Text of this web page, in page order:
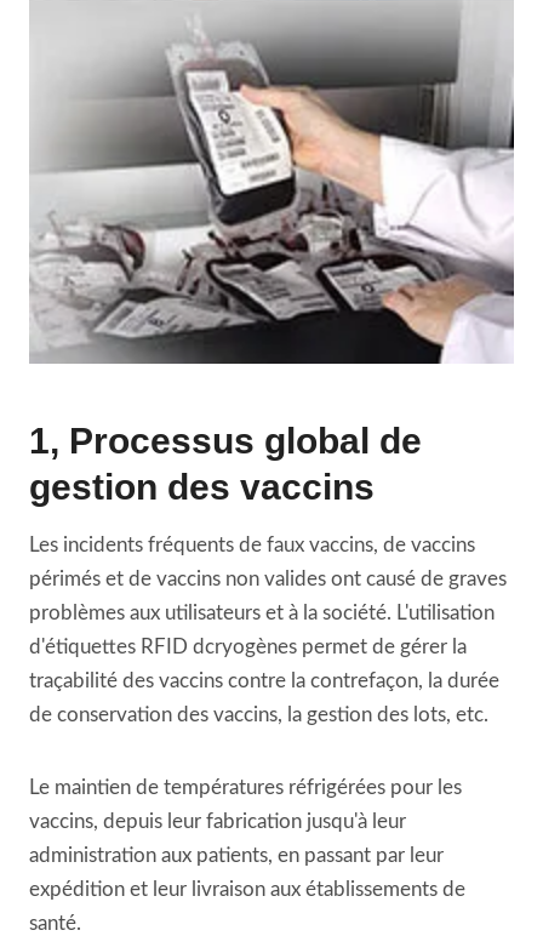
1, Processus global de
gestion des vaccins
Les incidents fréquents de faux vaccins, de vaccins
périmés et de vaccins non valides ont causé de graves
problèmes aux utilisateurs et à la société. L'utilisation
d'étiquettes RFID dcryogènes permet de gérer la
traçabilité des vaccins contre la contrefaçon, la durée
de conservation des vaccins, la gestion des lots, etc.
Le maintien de températures réfrigérées pour les
vaccins, depuis leur fabrication jusqu'à leur
administration aux patients, en passant par leur
expédition et leur livraison aux établissements de
santé.